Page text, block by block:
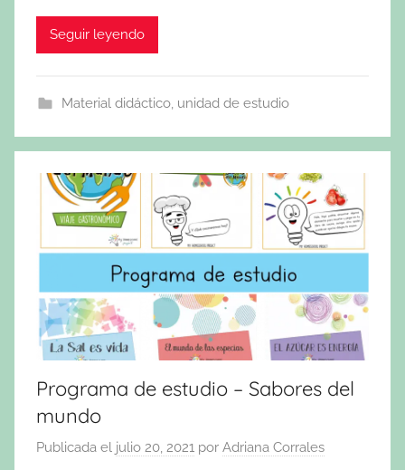
Seguir leyendo
Material didáctico, unidad de estudio
Programa de estudio – Sabores del
mundo
Publicada el julio 20, 2021 por Adriana Corrales